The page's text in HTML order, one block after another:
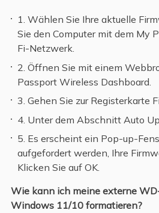
1. Wählen Sie Ihre aktuelle
Sie den Computer mit dem My
Fi-Netzwerk.
2. Öffnen Sie mit einem
Passport Wireless Dashboard.
3. Gehen Sie zur Registerkarte
4. Unter dem Abschnitt Auto
5. Es erscheint ein Pop-up-
aufgefordert werden, Ihre
Klicken Sie auf OK.
Wie kann ich meine externe
Windows 11/10 formatieren?